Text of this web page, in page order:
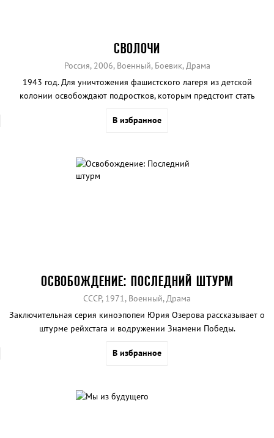
СВОЛОЧИ
Россия, 2006, Военный, Боевик, Драма
1943 год. Для уничтожения фашистского лагеря из детской
колонии освобождают подростков, которым предстоит стать
В избранное
ОСВОБОЖДЕНИЕ: ПОСЛЕДНИЙ ШТУРМ
СССР, 1971, Военный, Драма
Заключительная серия киноэпопеи Юрия Озерова рассказывает о
штурме рейхстага и водружении Знамени Победы.
В избранное